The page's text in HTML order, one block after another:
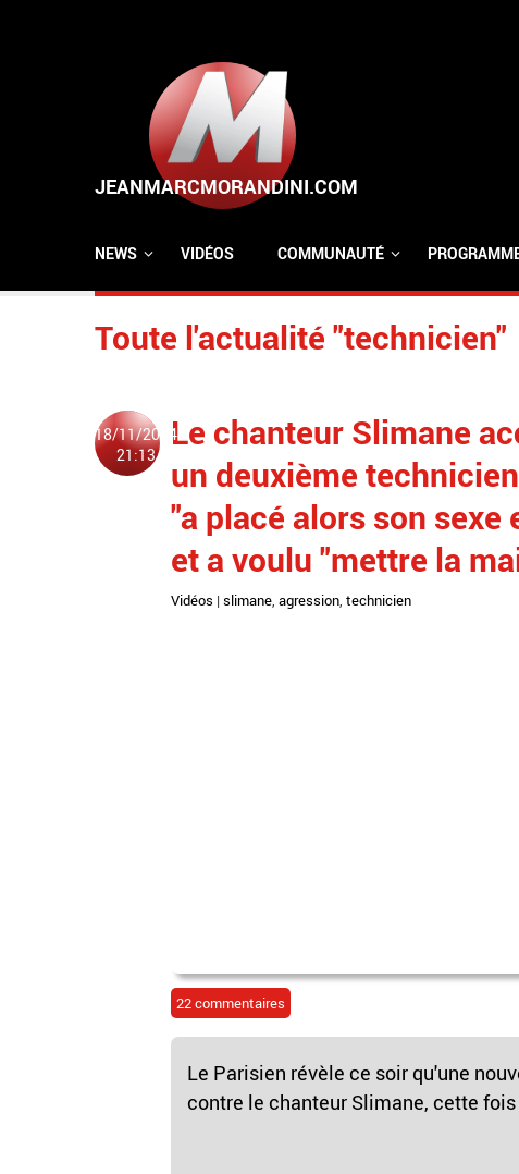
NEWS VIDÉOS COMMUNAUTÉ
Toute l'actualité "technicien"
18/11/2024
21:13
Le chanteur Slimane
un deuxième
"a placé alors son
et a voulu "mettre la
Vidéos | slimane, agression, technicien
22 commentaires
Le Parisien révèle ce soir qu'une
contre le chanteur Slimane, cette